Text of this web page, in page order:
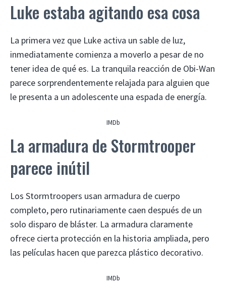
Luke estaba agitando esa cosa
La primera vez que Luke activa un sable de luz,
inmediatamente comienza a moverlo a pesar de no
tener idea de qué es. La tranquila reacción de Obi-Wan
parece sorprendentemente relajada para alguien que
le presenta a un adolescente una espada de energía.
IMDb
La armadura de Stormtrooper
parece inútil
Los Stormtroopers usan armadura de cuerpo
completo, pero rutinariamente caen después de un
solo disparo de bláster. La armadura claramente
ofrece cierta protección en la historia ampliada, pero
las películas hacen que parezca plástico decorativo.
IMDb